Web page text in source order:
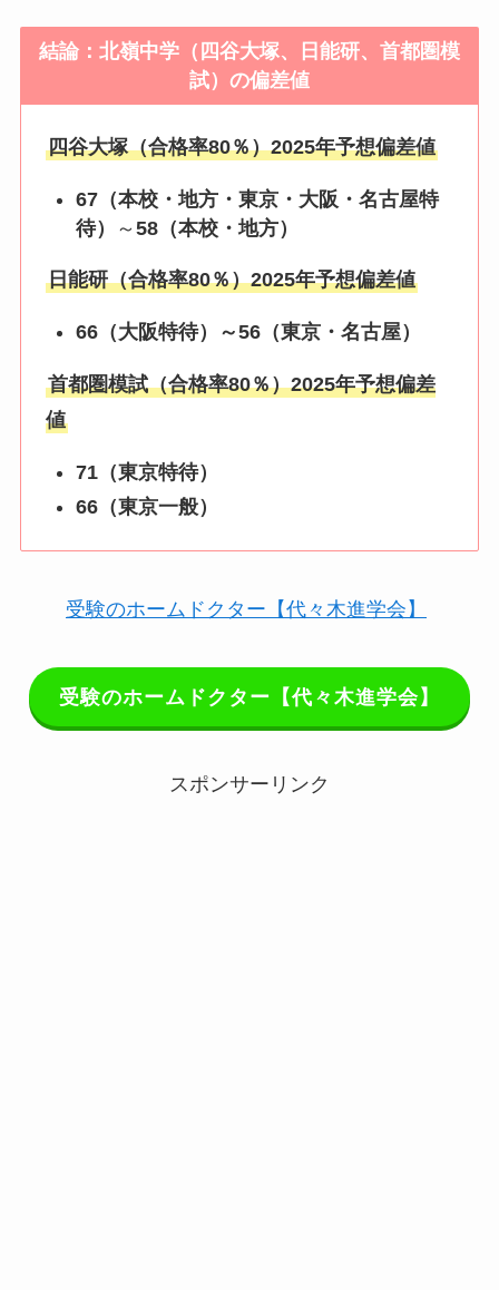
結論：北嶺中学（四谷大塚、日能研、首都圏模
試）の偏差値
四谷大塚（合格率80％）2025年予想偏差値
67（本校・地方・東京・大阪・名古屋特
待）
～58（本校・地方）
日能研（合格率80％）2025年予想偏差値
66（大阪特待）～56（東京・名古屋）
首都圏模試（合格率80％）2025年予想偏差
値
71（東京特待）
66（東京一般）
受験のホームドクター【代々木進学会】
受験のホームドクター【代々木進学会】
スポンサーリンク